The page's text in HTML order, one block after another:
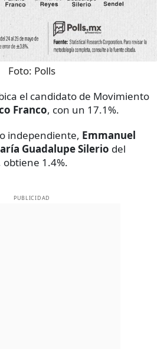
Foto: Polls
el candidato de Movimiento
Franco, con un 17.1%.
independiente, Emmanuel
Guadalupe Silerio del
1.4%.
PUBLICIDAD